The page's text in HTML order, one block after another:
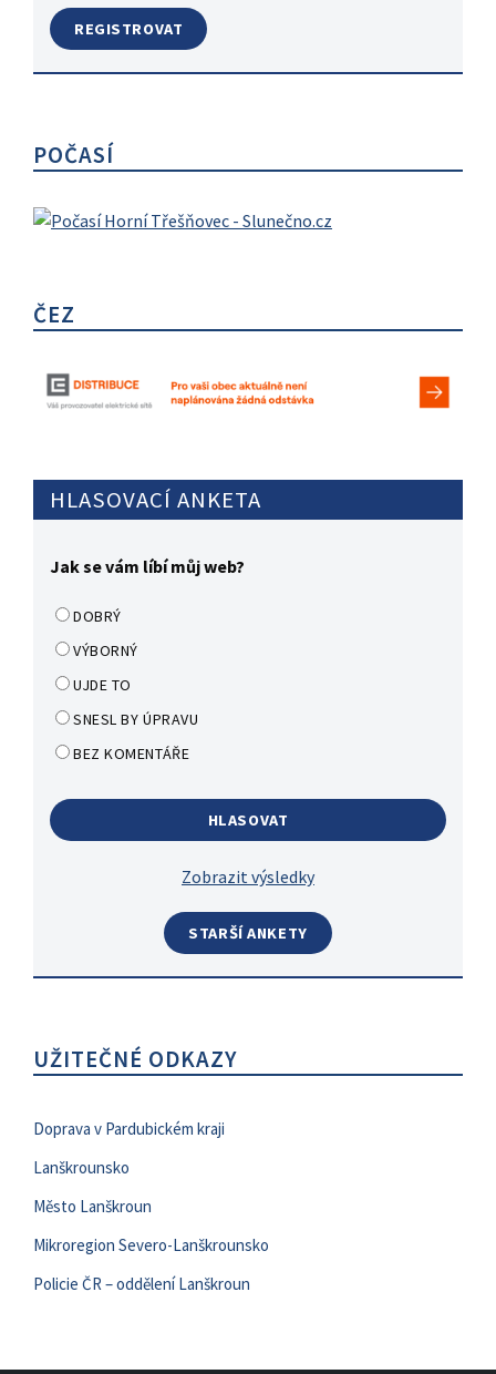
POČASÍ
ČEZ
HLASOVACÍ ANKETA
Jak se vám líbí můj web?
DOBRÝ
VÝBORNÝ
UJDE TO
SNESL BY ÚPRAVU
BEZ KOMENTÁŘE
Zobrazit výsledky
STARŠÍ ANKETY
UŽITEČNÉ ODKAZY
Doprava v Pardubickém kraji
Lanškrounsko
Město Lanškroun
Mikroregion Severo-Lanškrounsko
Policie ČR – oddělení Lanškroun